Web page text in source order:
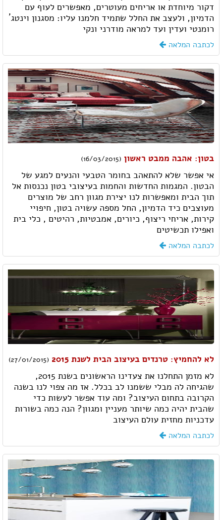
דקור מיוחדת או אריחים מעוטרים, מאפשרים לעוף עם
הדמיון, ולעצב את החלל שתמיד חלמנו עליו: מסגנון וינטג´
רומנטי ועדין ועד למראה מודרני ונקי
לכתבה המלאה
בטון: אהבה ממבט ראשון (16/03/2015)
אי אפשר שלא להתאהב בחומר הטבעי והנעים למגע של
הבטון. המגמות החדשות והחמות בעיצובי בטון נכנסות אל
תוך הבית ומאפשרות לנו יצירת מגוון רחב של מוצרים
מעוצבים כיד הדמיון, החל מספה עשויה בטון, חיפויי
קירות, אריחי ריצוף, כיורים, אמבטיות, רהיטים , כלי בית
ואפילו תכשיטים
לכתבה המלאה
לא להחמיץ: טרנדים בעיצוב הבית לשנת 2015 (27/01/2015)
לא מזמן התחלנו את צעדינו הראשונים בשנת 2015,
שהגיחה לה מבלי ששמנו לב בכלל. אז מה צפוי לנו בשנה
הקרובה בתחום העיצוב? ומה עוד אפשר לעשות כדי
שהבית יהיה כמה שיותר מעניין ומגוון? הנה כמה בשורות
עדכניות מחזית עולם העיצוב
לכתבה המלאה